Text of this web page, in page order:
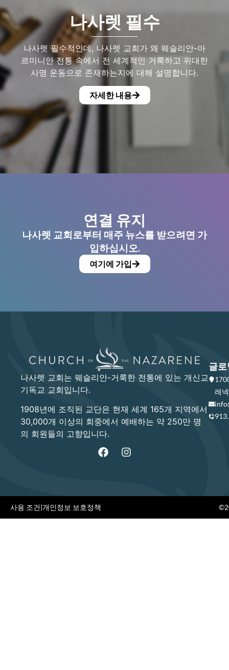
나사렛 필수
나사렛 필수적인데, 나사렛 교회가 왜 웨슬리안-아
르미니안 전통 속에서 전 세계적인 거룩하고 위대한
사명 운동으로 존재하는지에 대해 설명합니다.
자세한 내용
연결 유지
나사렛 교회로부터 매주 뉴스를 받으려면 가
입하십시오.
여기에 가입
나사렛 교회는 웨슬리안-거룩한 전통에 있는 개신교
기독교 교회입니다.
1908년에 조직된 교단은 현재 세계 165개 지역에서
30,000개 이상의 회중에서 예배하는 약 250만 명
의 회원들의 고향입니다.
글로
레
사용 조건|개인정보 보호정책